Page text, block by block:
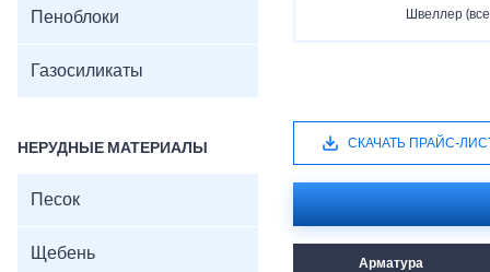
Пеноблоки
Газосиликаты
НЕРУДНЫЕ МАТЕРИАЛЫ
Песок
Щебень
Швеллер
СКАЧАТЬ ПРАЙС-
Арматура